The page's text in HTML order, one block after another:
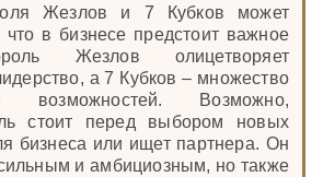
Жезлов и 7 Кубков может
что в бизнесе предстоит важное
Жезлов олицетворяет
а 7 Кубков – множество
возможностей. Возможно,
стоит перед выбором новых
бизнеса или ищет партнера. Он
сильным и амбициозным, но также